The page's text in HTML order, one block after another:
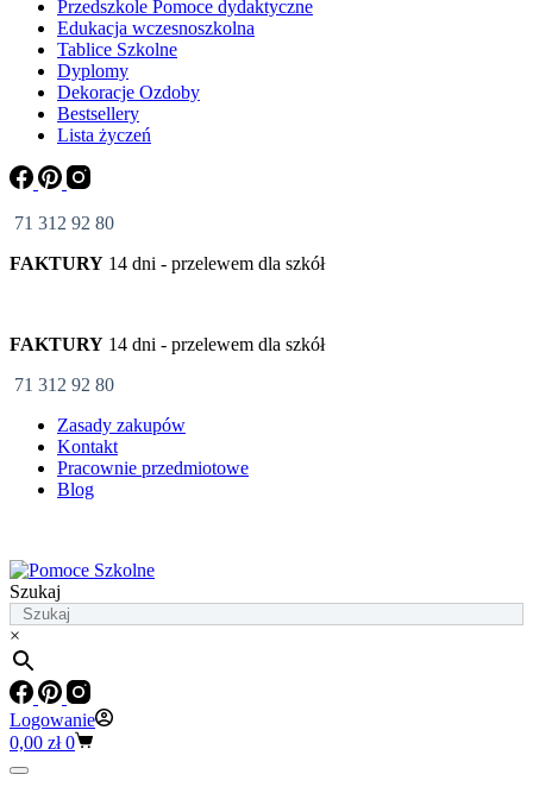
Przedszkole Pomoce dydaktyczne
Edukacja wczesnoszkolna
Tablice Szkolne
Dyplomy
Dekoracje Ozdoby
Bestsellery
Lista życzeń
71 312 92 80
FAKTURY 14 dni - przelewem dla szkół
FAKTURY 14 dni - przelewem dla szkół
71 312 92 80
Zasady zakupów
Kontakt
Pracownie przedmiotowe
Blog
Szukaj
×
Logowanie
Koszyk
0,00 zł 0